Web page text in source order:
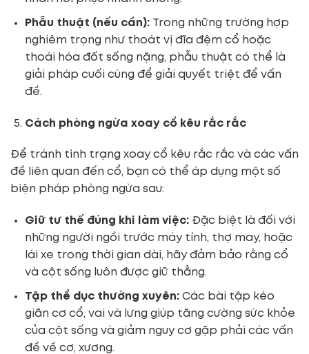
Phẫu thuật (nếu cần):Trong những trường hợp
nghiêm trọng như thoát vị đĩa đệm cổ hoặc
thoái hóa đốt sống nặng, phẫu thuật có thể là
giải pháp cuối cùng để giải quyết triệt để vấn
đề.
Cách phòng ngừa xoay cổ kêu rắc rắc
Để tránh tình trạng xoay cổ kêu rắc rắc và các vấn
đề liên quan đến cổ, bạn có thể áp dụng một số
biện pháp phòng ngừa sau:
Giữ tư thế đúng khi làm việc:Đặc biệt là đối với
những người ngồi trước máy tính, thợ may, hoặc
lái xe trong thời gian dài, hãy đảm bảo rằng cổ
và cột sống luôn được giữ thẳng.
Tập thể dục thường xuyên:Các bài tập kéo
giãn cơ cổ, vai và lưng giúp tăng cường sức khỏe
của cột sống và giảm nguy cơ gặp phải các vấn
đề về cơ, xương.